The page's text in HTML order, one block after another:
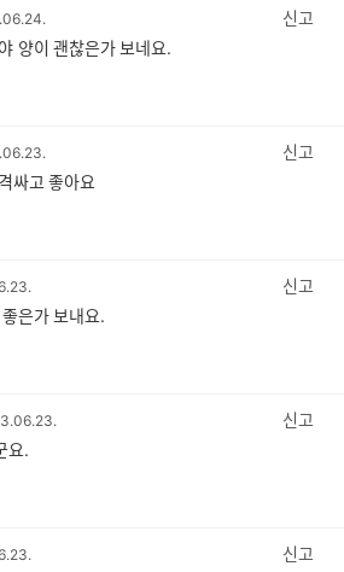
신고
양이 괜찮은가 보네요.
신고
싸고 좋아요
신고
은가 보내요.
신고
요.
신고